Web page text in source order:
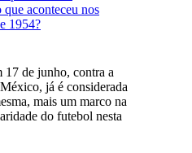
aconteceu nos
1954?
17 de junho, contra a
já é considerada
mais um marco na
do futebol nesta